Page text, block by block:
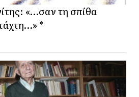
«…σαν τη σπίθα
*